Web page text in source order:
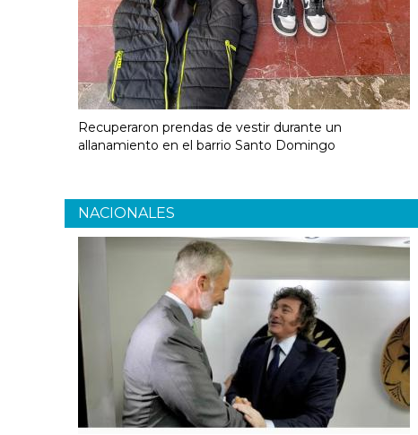
Recuperaron prendas de vestir durante un
allanamiento en el barrio Santo Domingo
NACIONALES